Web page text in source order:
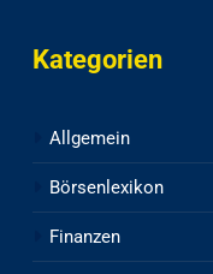
Kategorien
Allgemein
Börsenlexikon
Finanzen